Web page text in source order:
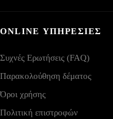
ONLINE ΥΠΗΡΕΣΙΕΣ
Συχνές Ερωτήσεις (FAQ)
Παρακολούθηση δέματος
Όροι χρήσης
Πολιτική επιστροφών